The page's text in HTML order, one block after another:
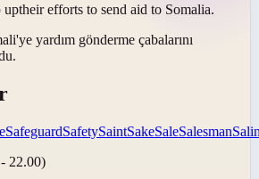
uptheir efforts to send aid to Somalia.
yardım gönderme çabalarını
SafeguardSafetySaintSakeSaleSalesman
22.00)